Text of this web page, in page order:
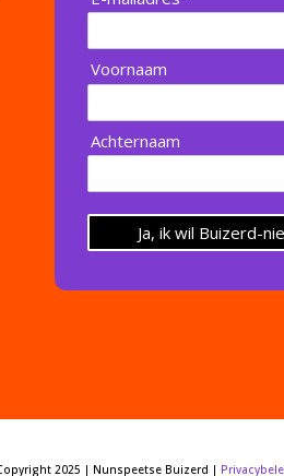
Voornaam
Achternaam
Ja, ik wil Buizerd-
2025 | Nunspeetse Buizerd |